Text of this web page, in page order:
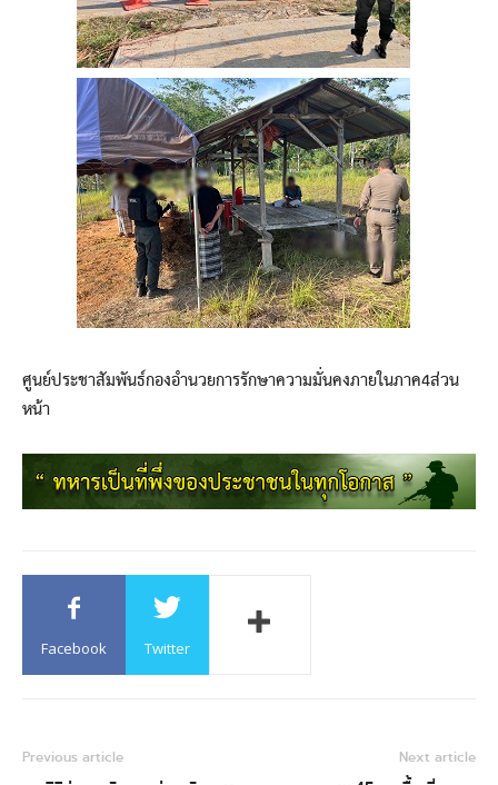
ศูนย์ประชาสัมพันธ์กองอำนวยการรักษาความมั่นคงภายในภาค4ส่วน
หน้า
Facebook Twitter
Previous article Next article